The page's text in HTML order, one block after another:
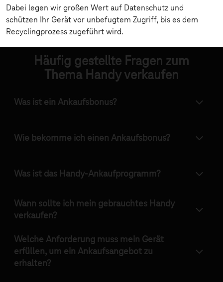
Dabei legen wir großen Wert auf Datenschutz und
schützen Ihr Gerät vor unbefugtem Zugriff, bis es dem
Recyclingprozess zugeführt wird.
Häufig gestellte Fragen zum
Thema Handy verkaufen
Was ist ein Ankaufsbonus?
Wie bekomme ich einen Ankaufsbonus?
Was ist das Handy-Ankaufprogramm?
Wann sollte ich mein gebrauchtes Handy
verkaufen?
Welche Anforderung muss mein Gerät
erfüllen, um ein Ankaufsangebot zu
erhalten?